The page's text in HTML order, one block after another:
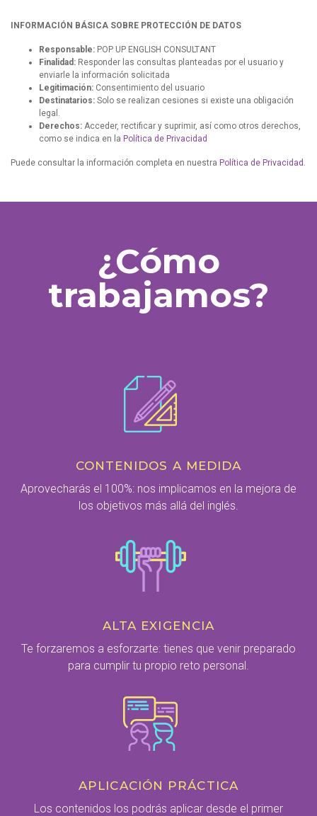
INFORMACIÓN BÁSICA SOBRE PROTECCIÓN DE DATOS
Responsable: POP UP ENGLISH CONSULTANT
Finalidad: Responder las consultas planteadas por el usuario y
enviarle la información solicitada
Legitimación: Consentimiento del usuario
Destinatarios: Solo se realizan cesiones si existe una obligación
legal.
Derechos: Acceder, rectificar y suprimir, así como otros derechos,
como se indica en la Política de Privacidad
Puede consultar la información completa en nuestra Política de Privacidad.
¿Cómo
trabajamos?
CONTENIDOS A MEDIDA
Aprovecharás el 100%: nos implicamos en la mejora de
los objetivos más allá del inglés.
ALTA EXIGENCIA
Te forzaremos a esforzarte: tienes que venir preparado
para cumplir tu propio reto personal.
APLICACIÓN PRÁCTICA
Los contenidos los podrás aplicar desde el primer